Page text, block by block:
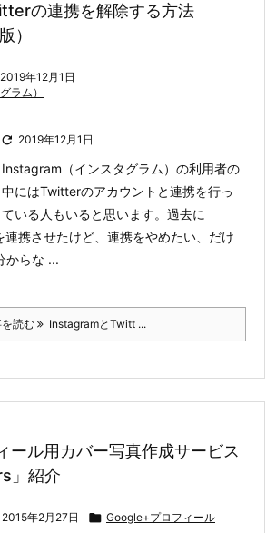
の連携を解除する方法
）
2019年12月1日
ラム）
 2019年12月1日
Instagram（インスタグラム）の利用者の
中にはTwitterのアカウントと連携を行っ
ている人もいると思います。過去に
携させたけど、連携をやめたい、だけ
からな ...
読む InstagramとTwitt ...
ール用カバー写真作成サービス
」紹介
2015年2月27日  Google+プロフィール